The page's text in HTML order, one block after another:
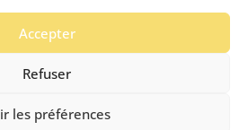
Accepter
Refuser
les préférences